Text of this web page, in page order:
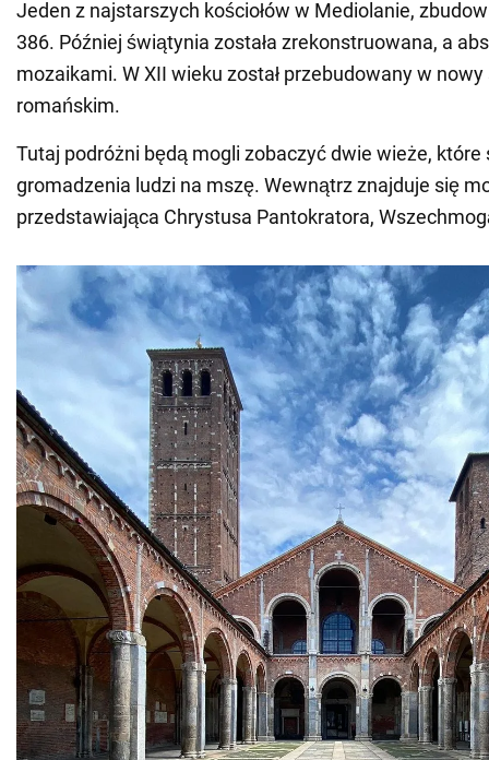
Jeden z najstarszych kościołów w Mediolanie,
386. Później świątynia została zrekonstruowana, a
mozaikami. W XII wieku został przebudowany w
romańskim.
Tutaj podróżni będą mogli zobaczyć dwie wieże, które
gromadzenia ludzi na mszę. Wewnątrz znajduje się
przedstawiająca Chrystusa Pantokratora,